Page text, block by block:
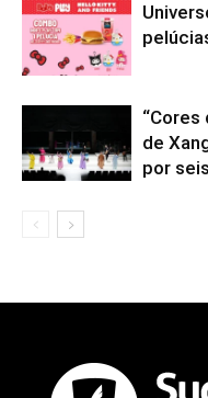
“Cores
de
por